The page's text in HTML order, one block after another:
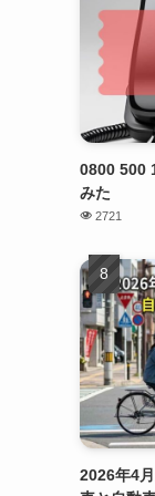
0800 500
みた
2721
2026年4